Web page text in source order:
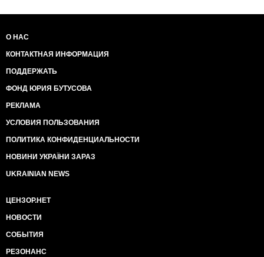
О НАС
КОНТАКТНАЯ ИНФОРМАЦИЯ
ПОДДЕРЖАТЬ
ФОНД ЮРИЯ БУТУСОВА
РЕКЛАМА
УСЛОВИЯ ПОЛЬЗОВАНИЯ
ПОЛИТИКА КОНФИДЕНЦИАЛЬНОСТИ
НОВИНИ УКРАЇНИ ЗАРАЗ
UKRAINIAN NEWS
ЦЕНЗОР.НЕТ
НОВОСТИ
СОБЫТИЯ
РЕЗОНАНС